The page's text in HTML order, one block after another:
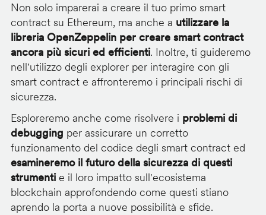
Non solo imparerai a creare il tuo primo smart
contract su Ethereum, ma anche a utilizzare la
libreria OpenZeppelin per creare smart contract
ancora più sicuri ed efficienti. Inoltre, ti guideremo
nell'utilizzo degli explorer per interagire con gli
smart contract e affronteremo i principali rischi di
sicurezza.
Esploreremo anche come risolvere i problemi di
debugging per assicurare un corretto
funzionamento del codice degli smart contract ed
esamineremo il futuro della sicurezza di questi
strumentie il loro impatto sull'ecosistema
blockchain approfondendo come questi stiano
aprendo la porta a nuove possibilità e sfide.